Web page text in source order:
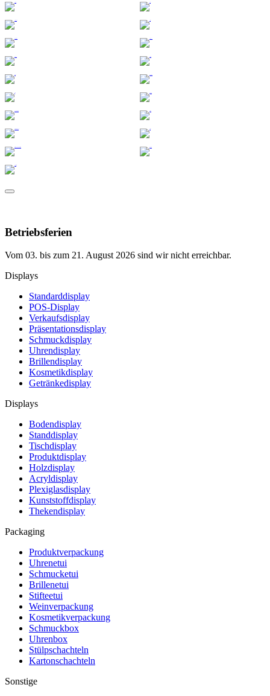
Betriebsferien
Vom 03. bis zum 21. August 2026 sind wir nicht erreichbar.
Displays
Standarddisplay
POS-Display
Verkaufsdisplay
Präsentationsdisplay
Schmuckdisplay
Uhrendisplay
Brillendisplay
Kosmetikdisplay
Getränkedisplay
Displays
Bodendisplay
Standdisplay
Tischdisplay
Produktdisplay
Holzdisplay
Acryldisplay
Plexiglasdisplay
Kunststoffdisplay
Thekendisplay
Packaging
Produktverpackung
Uhrenetui
Schmucketui
Brillenetui
Stifteetui
Weinverpackung
Kosmetikverpackung
Schmuckbox
Uhrenbox
Stülpschachteln
Kartonschachteln
Sonstige